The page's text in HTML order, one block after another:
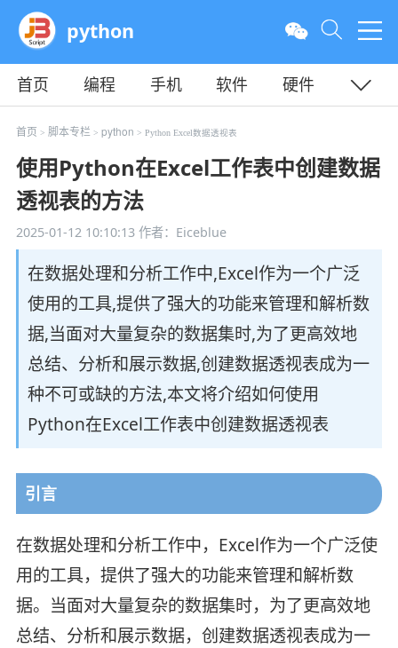
python
首页 编程 手机 软件
硬件
教程
平面 服务器
首页 > 脚本专栏> python > Python Excel数据透视表
使用Python在Excel工作表中创建数据
透视表的方法
2025-01-12 10:10:13作者：Eiceblue
在数据处理和分析工作中,Excel作为一个广泛
使用的工具,提供了强大的功能来管理和解析数
据,当面对大量复杂的数据集时,为了更高效地
总结、分析和展示数据,创建数据透视表成为一
种不可或缺的方法,本文将介绍如何使用
Python在Excel工作表中创建数据透视表
引言
在数据处理和分析工作中，Excel作为一个广泛使
用的工具，提供了强大的功能来管理和解析数
据。当面对大量复杂的数据集时，为了更高效地
总结、分析和展示数据，创建数据透视表成为一